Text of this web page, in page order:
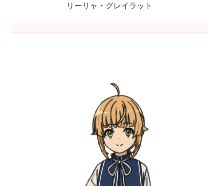
リーリャ・グレイラット